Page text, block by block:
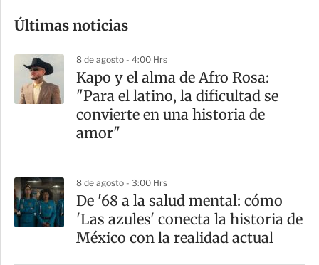
m
a
r
t
Últimas noticias
8 de agosto - 4:00 Hrs
Kapo y el alma de Afro Rosa:
"Para el latino, la dificultad se
convierte en una historia de
amor"
8 de agosto - 3:00 Hrs
De '68 a la salud mental: cómo
'Las azules' conecta la historia de
México con la realidad actual